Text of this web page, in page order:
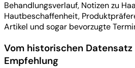
Behandlungsverlauf, Notizen zu
Hautbeschaffenheit,
Artikel und sogar bevorzugte
Vom historischen
Empfehlung